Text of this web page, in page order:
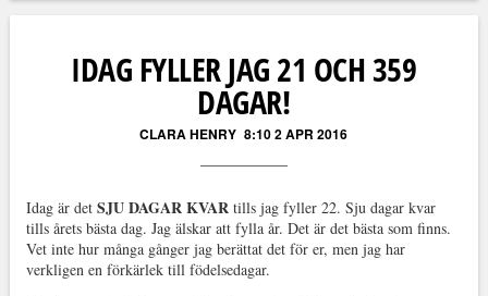
IDAG FYLLER JAG 21 OCH 359
DAGAR!
CLARA HENRY 8:10 2 APR 2016
Idag är det SJU DAGAR KVARtills jag fyller 22. Sju dagar kvar
tills årets bästa dag. Jag älskar att fylla år. Det är det bästa som finns.
Vet inte hur många gånger jag berättat det för er, men jag har
verkligen en förkärlek till födelsedagar.